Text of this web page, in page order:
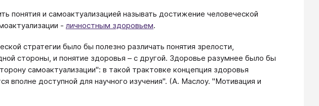
понятия и самоактуализацией называть достижение человеческой
- личностным здоровьем.
стратегии было бы полезно различать понятия зрелости,
стороны, и понятие здоровья – с другой. Здоровье разумнее было бы
самоактуализации": в такой трактовке концепция здоровья
вполне доступной для научного изучения". (А. Маслоу. "Мотивация и